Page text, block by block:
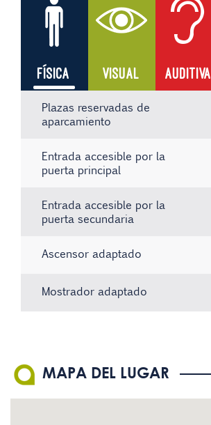
FÍSICA VISUAL AUDITIVA
Plazas reservadas de
aparcamiento
Entrada accesible por la
puerta principal
Entrada accesible por la
puerta secundaria
Ascensor adaptado
Mostrador adaptado
Ascensor con botones en
Braille
El personal conoce la
Lengua de Signos Española
MAPA DEL LUGAR